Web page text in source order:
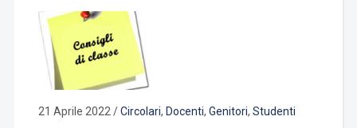
21 Aprile 2022 /Circolari, Docenti, Genitori, Studenti